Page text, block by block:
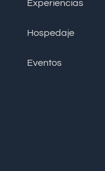
Experiencias
Hospedaje
Eventos